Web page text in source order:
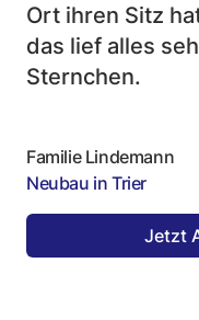
Ort ihren Sitz
das lief alles
Sternchen.
Familie Lindemann
Neubau in Trier
Jetzt